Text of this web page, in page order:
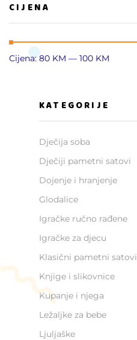
CIJENA
Cijena:80 KM — 100 KM
KATEGORIJE
Dječija soba
Dječiji pametni satovi
Dojenje i hranjenje
Glodalice
Igračke ručno rađene
Igračke za djecu
Klasični pametni satovi
Knjige i slikovnice
Kupanje i njega
Ležaljke za bebe
Ljuljaške